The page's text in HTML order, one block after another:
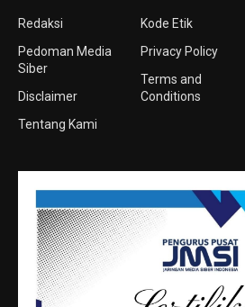
Redaksi
Pedoman Media
Siber
Disclaimer
Tentang Kami
Kode Etik
Privacy Policy
Terms and
Conditions